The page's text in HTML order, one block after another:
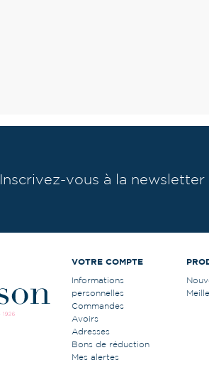
Inscrivez-vous à la newsletter
VOTRE COMPTE
Informations
personnelles
Commandes
Avoirs
Adresses
Bons de réduction
Mes alertes